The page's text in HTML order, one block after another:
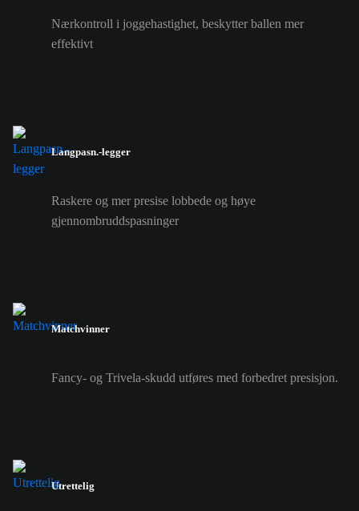
Nærkontroll i joggehastighet, beskytter ballen mer
effektivt
Langpasn.-legger
Raskere og mer presise lobbede og høye
gjennombruddspasninger
Matchvinner
Fancy- og Trivela-skudd utføres med forbedret presisjon.
Utrettelig